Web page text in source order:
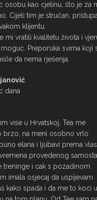
osobu kao cjelinu, što je za
Cijeli tim je stručan,
klijentu.
mi vratili kvalitetu života i
Preporuka svima koji
da nema rješenja.
dana
vise u Hrvatskoj, Tea me
brzo, na meni osobno vrlo
elana i ljubavi prema
provedenog
treninge i cak s pozadinom
imala osjecaj da uspijevam
kako spada i da me to koci u